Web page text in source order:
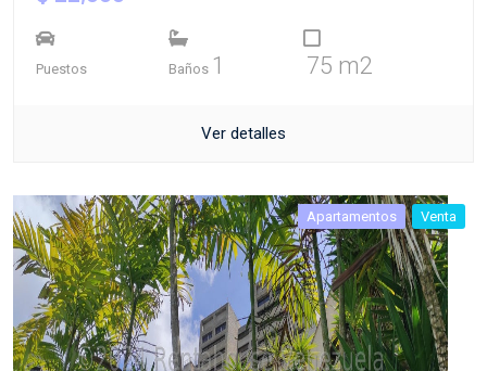
Puestos Baños 1 75 m2
Ver detalles
Apartamentos Venta